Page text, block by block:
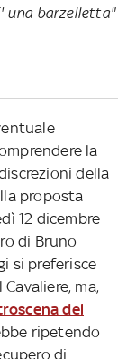
una barzelletta"
la
della
proposta
12 dicembre
di Bruno
si preferisce
ma,
del
ripetendo
di